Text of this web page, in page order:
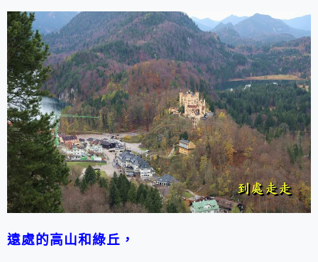
遠處的高山和綠丘，